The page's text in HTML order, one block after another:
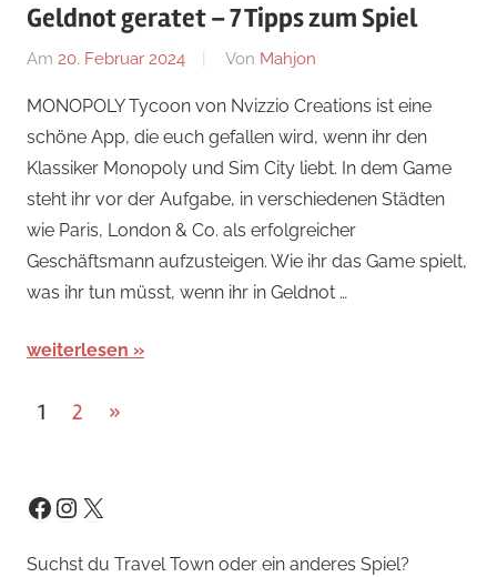
Geldnot geratet – 7 Tipps zum Spiel
Am 20. Februar 2024 Von Mahjon
Spiele,
Arcade-
Spiele,
Arcade-
Spiele
News
MONOPOLY Tycoon von Nvizzio Creations ist eine
schöne App, die euch gefallen wird, wenn ihr den
Klassiker Monopoly und Sim City liebt. In dem Game
steht ihr vor der Aufgabe, in verschiedenen Städten
wie Paris, London & Co. als erfolgreicher
Geschäftsmann aufzusteigen. Wie ihr das Game spielt,
was ihr tun müsst, wenn ihr in Geldnot …
weiterlesen
Seitennummerierung
Beiträge
1 2
Nächste
»
Facebook
Instagram
X
Suchst du Travel Town oder ein anderes Spiel?